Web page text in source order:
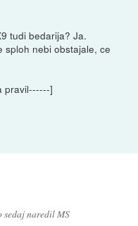
tudi bedarija? Ja.
sploh nebi obstajale, ce
pravil------]
sedaj naredil MS